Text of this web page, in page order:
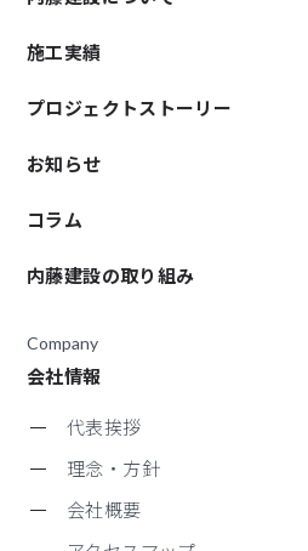
施工実績
プロジェクトストーリー
お知らせ
コラム
内藤建設の取り組み
Company
会社情報
代表挨拶
理念・方針
会社概要